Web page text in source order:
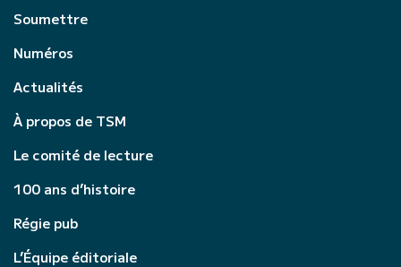
Soumettre
Numéros
Actualités
À propos de TSM
Le comité de lecture
100 ans d’histoire
Régie pub
L’Équipe éditoriale